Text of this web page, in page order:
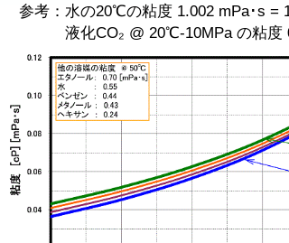
参考：水の20℃の粘度 1.002 mPa･s =
液化CO₂ @ 20℃-10MPa の粘度